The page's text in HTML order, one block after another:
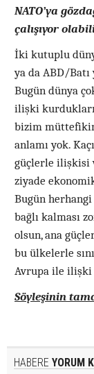
NATO’ya
çalışıyor
İki kutuplu
ya da ABD/
Bugün dünya
ilişki
bizim
anlamı yok.
güçlerle ilişkisi
ziyade
Bugün
bağlı kalması
olsun, ana
bu ülkelerle
Avrupa ile
Söyleşinin
HABERE YORUM